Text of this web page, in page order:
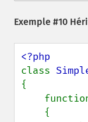
Exemple #10
class
{